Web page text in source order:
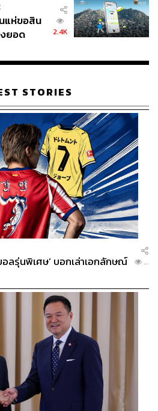
แห่ขอสิน
งยอด
2.4K
STORIES
อลรุ่นพิเศษ’ บอกเล่าเอกลักษณ์
...